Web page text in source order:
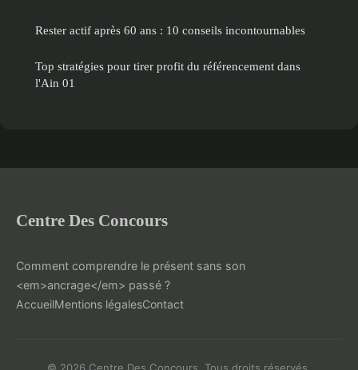
Rester actif après 60 ans : 10 conseils incontournables
Top stratégies pour tirer profit du référencement dans
l'Ain 01
Centre Des Concours
Comment comprendre le présent sans son
<em>ancrage</em> passé ?
AccueilMentions légalesContact